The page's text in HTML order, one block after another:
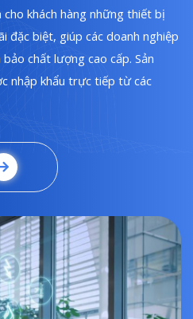
khách hàng những thiết bị
đặc biệt, giúp các doanh nghiệp
chất lượng cao cấp. Sản
nhập khẩu trực tiếp từ các